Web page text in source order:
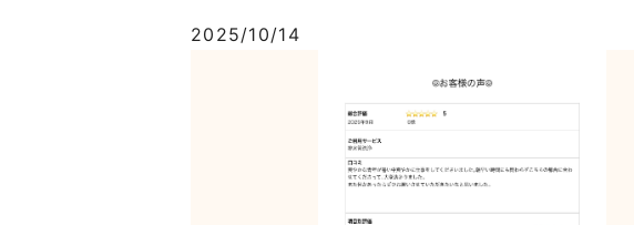
2025/10/14